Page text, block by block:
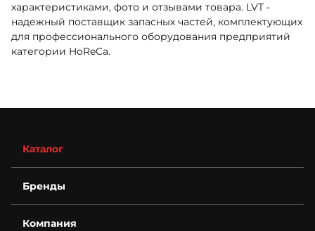
характеристиками, фото и отзывами товара. LVT -
надежный поставщик запасных частей, комплектующих
для профессионального оборудования предприятий
категории HoReCa.
Каталог
Бренды
Компания